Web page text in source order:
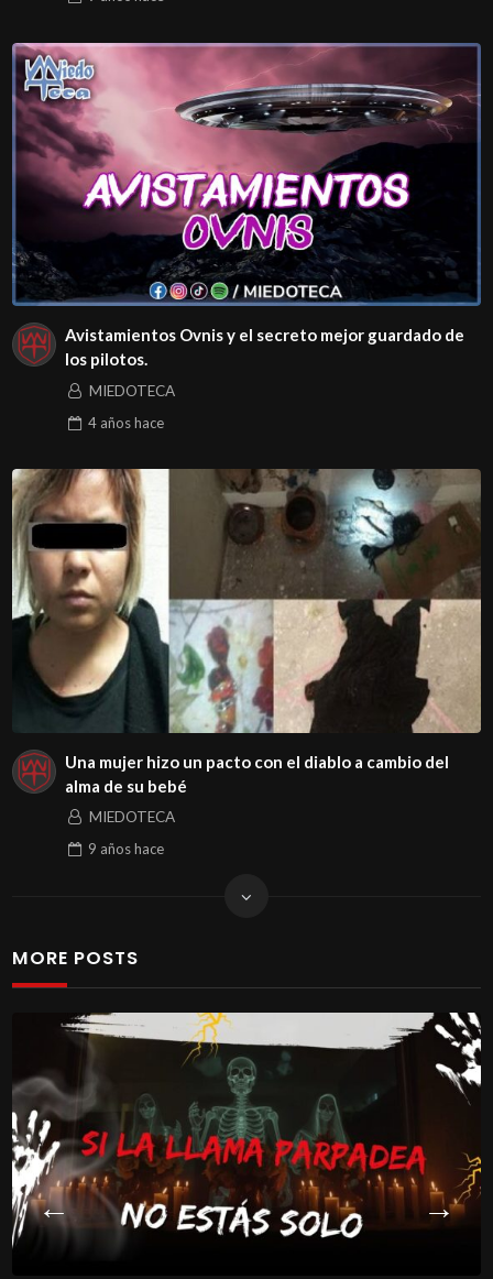
Avistamientos Ovnis y el secreto mejor guardado de
los pilotos.
MIEDOTECA
4 añoshace
Una mujer hizo un pacto con el diablo a cambio del
alma de su bebé
MIEDOTECA
9 añoshace
MORE POSTS